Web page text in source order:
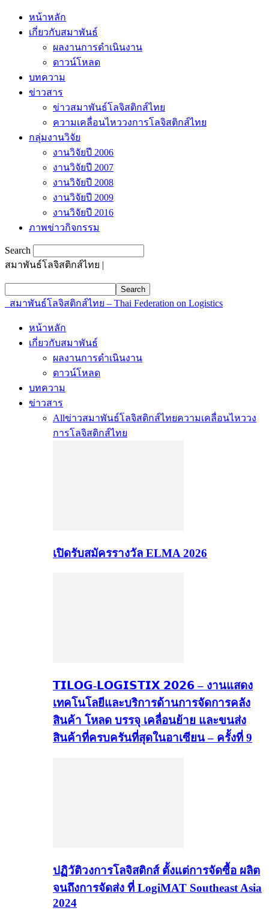
หน้าหลัก
เกี่ยวกับสมาพันธ์
ผลงานการดำเนินงาน
ดาวน์โหลด
บทความ
ข่าวสาร
ข่าวสมาพันธ์โลจิสติกส์ไทย
ความเคลื่อนไหววงการโลจิสติกส์ไทย
กลุ่มงานวิจัย
งานวิจัยปี 2006
งานวิจัยปี 2007
งานวิจัยปี 2008
งานวิจัยปี 2009
งานวิจัยปี 2016
ภาพข่าวกิจกรรม
Search
สมาพันธ์โลจิสติกส์ไทย |
สมาพันธ์โลจิสติกส์ไทย – Thai Federation on Logistics
หน้าหลัก
เกี่ยวกับสมาพันธ์
ผลงานการดำเนินงาน
ดาวน์โหลด
บทความ
ข่าวสาร
Allข่าวสมาพันธ์โลจิสติกส์ไทยความเคลื่อนไหววง
การโลจิสติกส์ไทย
เปิดรับสมัครรางวัล ELMA 2026
𝗧𝗜𝗟𝗢𝗚-𝗟𝗢𝗚𝗜𝗦𝗧𝗜𝗫 𝟮𝟬𝟮𝟲 – งานแสดง
เทคโนโลยีและบริการด้านการจัดการคลัง
สินค้า โหลด บรรจุ เคลื่อนย้าย และขนส่ง
สินค้าที่ครบครันที่สุดในอาเซียน – ครั้งที่ 9
ปฏิวัติวงการโลจิสติกส์ ตั้งแต่การจัดซื้อ ผลิต
จนถึงการจัดส่ง ที่ LogiMAT Southeast Asia
2024